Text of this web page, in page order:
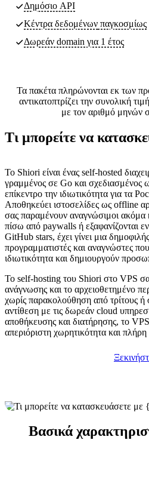
Δημόσιο API
Κέντρα δεδομένων παγκοσμίως
Δωρεάν domain για 1 έτος
Τα πακέτα πληρώνονται εκ των
αντικατοπτρίζει την συνολική
με τον αριθμό μηνών
Τι μπορείτε να
Το Shiori είναι ένας self-hosted
γραμμένος σε Go και σχεδιασμένος
επίκεντρο την ιδιωτικότητα για τα
Αποθηκεύει ιστοσελίδες ως offline
σας παραμένουν αναγνώσιμοι ακόμα
πίσω από paywalls ή εξαφανίζονται
GitHub stars, έχει γίνει μια
προγραμματιστές και αναγνώστες
ιδιωτικότητα και δημιουργούν
Το self-hosting του Shiori στο VPS σας
ανάγνωσης και το αρχειοθετημένο
χωρίς παρακολούθηση από τρίτους
αντίθεση με τις δωρεάν cloud
αποθήκευσης και διατήρησης, το
απεριόριστη χωρητικότητα και
Βασικά